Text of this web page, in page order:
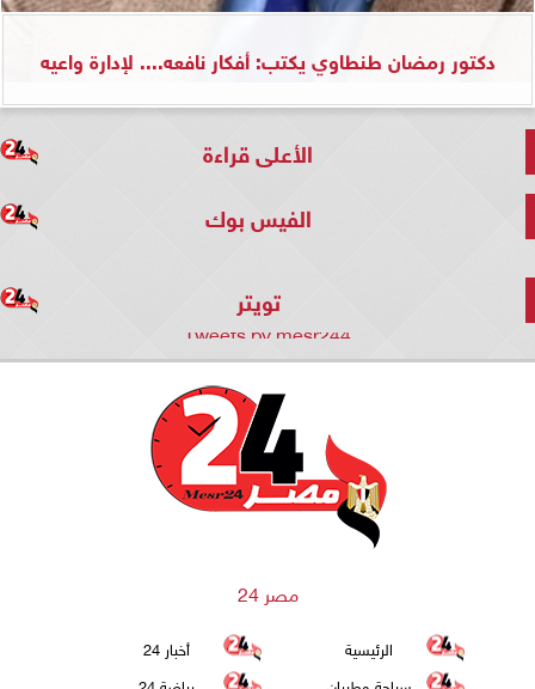
دكتور رمضان طنطاوي يكتب: أفكار نافعه.... لإدارة واعيه
الأعلى قراءة
الفيس بوك
تويتر
Tweets by mesr244
مصر 24
الرئيسية
أخبار 24